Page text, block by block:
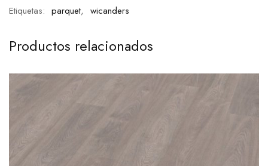
Etiquetas: parquet, wicanders
Productos relacionados